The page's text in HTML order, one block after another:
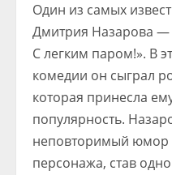
Один из самых
Дмитрия Назарова —
С легким паром!». В
комедии он сыграл
которая принесла
популярность.
неповторимый юмор
персонажа, став